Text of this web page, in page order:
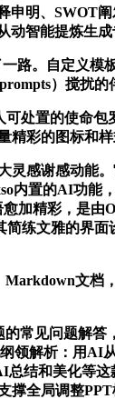
明、SWOT阐
智能提炼生成
。自定义模
）搅扰的
可处置的使命
彩的图标和样
感谢感动能
内置的AI功能
加精彩，是
练文雅的界
文档
常见问题解答
领解析：用AI
结和美化等这
全局调整